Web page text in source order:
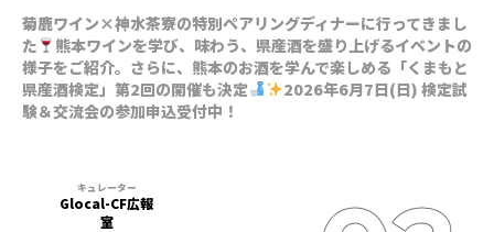
菊鹿ワイン×神水茶寮の特別ペアリングディナーに行ってきまし
た
熊本ワインを学び、味わう、県産酒を盛り上げるイベントの
様子をご紹介。さらに、熊本のお酒を学んで楽しめる「くまもと
県産酒検定」第2回の開催も決定
2026年6月7日(日) 検定試
験＆交流会の参加申込受付中！
Glocal-CF広報
室